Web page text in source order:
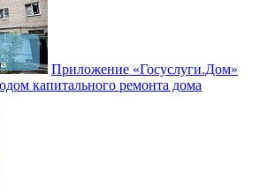
Приложение «Госуслуги.Дом»
капитального ремонта дома